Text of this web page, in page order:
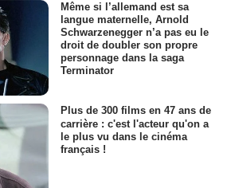
Même si l’allemand est sa
langue maternelle, Arnold
Schwarzenegger n’a pas eu le
droit de doubler son propre
personnage dans la saga
Terminator
Plus de 300 films en 47 ans de
carrière : c'est l'acteur qu'on a
le plus vu dans le cinéma
français !